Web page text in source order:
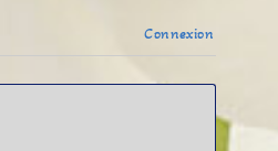
Connexion